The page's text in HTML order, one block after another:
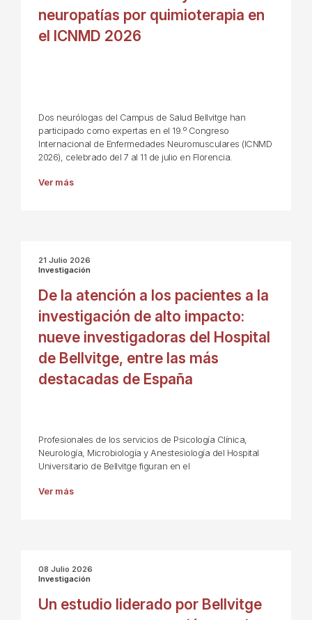
neuropatías por quimioterapia en
el ICNMD 2026
Dos neurólogas del Campus de Salud Bellvitge han
participado como expertas en el 19.º Congreso
Internacional de Enfermedades Neuromusculares (ICNMD
2026), celebrado del 7 al 11 de julio en Florencia.
Ver más
21 Julio 2026
Investigación
De la atención a los pacientes a la
investigación de alto impacto:
nueve investigadoras del Hospital
de Bellvitge, entre las más
destacadas de España
Profesionales de los servicios de Psicología Clínica,
Neurología, Microbiología y Anestesiología del Hospital
Universitario de Bellvitge figuran en el
Ver más
08 Julio 2026
Investigación
Un estudio liderado por Bellvitge